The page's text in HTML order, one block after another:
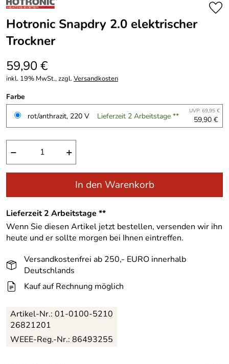
Hotronic Snapdry 2.0 elektrischer
Trockner
59,90 €
inkl. 19% MwSt., zzgl.Versandkosten
Farbe
rot/anthrazit, 220 V
Lieferzeit 2 Arbeitstage ** UVP: 69,95 €
59,90 €
− +
In den Warenkorb
Lieferzeit 2 Arbeitstage **
Wenn Sie diesen Artikel jetzt bestellen, versenden wir ihn
heute und er sollte morgen bei Ihnen eintreffen.
Versandkostenfrei ab 250,- EURO innerhalb
Deutschlands
Kauf auf Rechnung möglich
Artikel-Nr.: 01-0100-5210
26821201
WEEE-Reg.-Nr.: 86493255